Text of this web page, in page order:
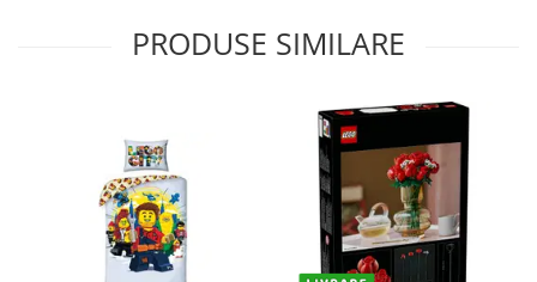
PRODUSE SIMILARE